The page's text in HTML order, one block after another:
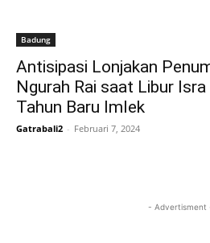
Badung
Antisipasi Lonjakan
Ngurah Rai saat Libur
Tahun Baru Imlek
Gatrabali2 - Februari 7, 2024
- Advertisment